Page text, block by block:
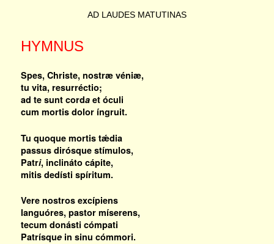
AD LAUDES MATUTINAS
HYMNUS
Spes, Christe, nostræ véniæ,
tu vita, resurréctio;
ad te sunt cordaet óculi
cum mortis dolor íngruit.
Tu quoque mortis tǽdia
passus dirósque stímulos,
Patri, inclináto cápite,
mitis dedísti spíritum.
Vere nostros excípiens
languóres, pastor míserens,
tecum donásti cómpati
Patrísquein sinu cómmori.